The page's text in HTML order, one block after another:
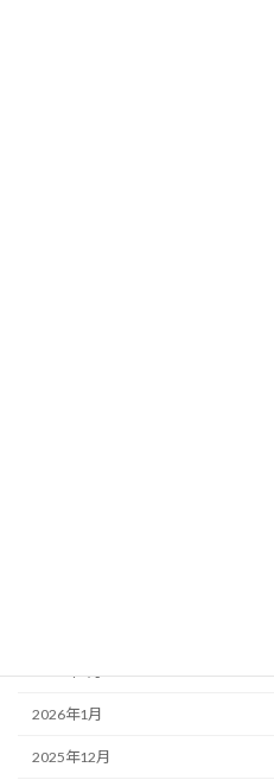
2026年2月
2026年1月
2025年12月